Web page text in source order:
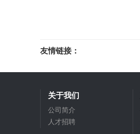
友情链接：
关于我们
公司简介
人才招聘